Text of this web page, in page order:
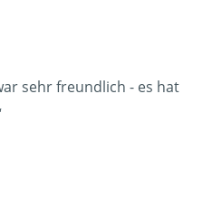
sehr freundlich - es hat